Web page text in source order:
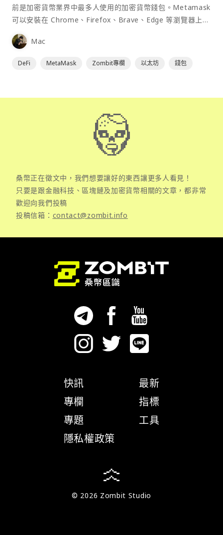
前是加密貨幣業界中最多人使用的加密貨幣錢包。Metamask
可以安裝在 Chrome、Firefox、Brave、Edge 等瀏覽器上作
為插件使用，具備許多功能且使用上非常方便。
Mac
DeFi MetaMask Zombit專欄 以太坊 錢包
桑幣正在徵文中，我們想要讓好的東西讓更多人看見！
只要是跟金融科技、區塊鏈及加密貨幣相關的文章，都非常
歡迎向我們投稿
投稿信箱： contact@zombit.info
快訊
專欄
專題
隱私權政策
最新
指標
工具
© 2026 Zombit Studio